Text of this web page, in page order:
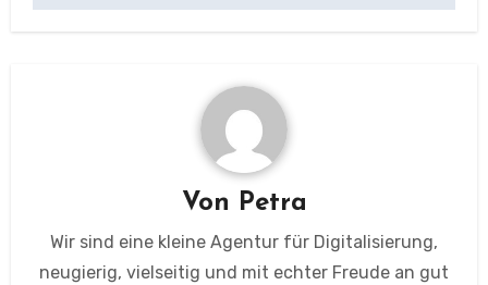
Von Petra
Wir sind eine kleine Agentur für Digitalisierung,
neugierig, vielseitig und mit echter Freude an gut